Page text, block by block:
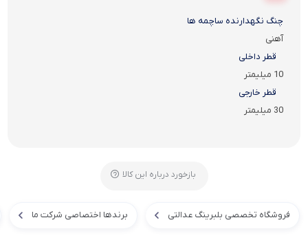
چنگ نگهدارنده ساچمه ها
آهنی
قطر داخلی
10 میلیمتر
قطر خارجی
30 میلیمتر
بازخورد درباره این کالا
فروشگاه تخصصی بلبرینگ عدالتی برندها اختصاصی شرکت ما